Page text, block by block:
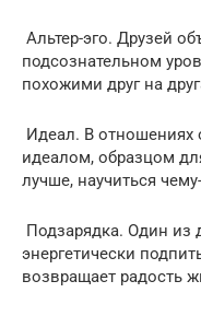
Альтер-эго. Друзей
подсознательном
похожими друг на
Идеал. В отношениях
идеалом, образцом
лучше, научиться
Подзарядка. Один из
энергетически
возвращает радость